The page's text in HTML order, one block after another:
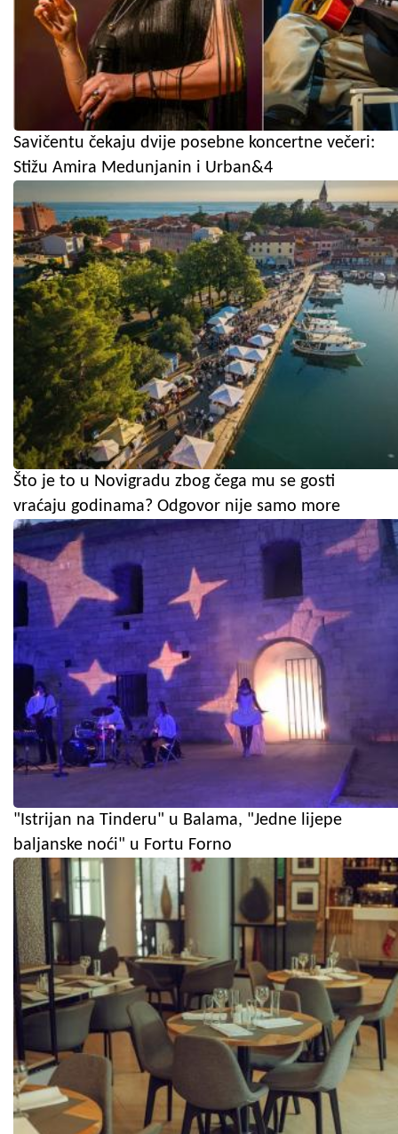
Savičentu čekaju dvije posebne koncertne večeri:
Stižu Amira Medunjanin i Urban&4
Što je to u Novigradu zbog čega mu se gosti
vraćaju godinama? Odgovor nije samo more
"Istrijan na Tinderu" u Balama, "Jedne lijepe
baljanske noći" u Fortu Forno